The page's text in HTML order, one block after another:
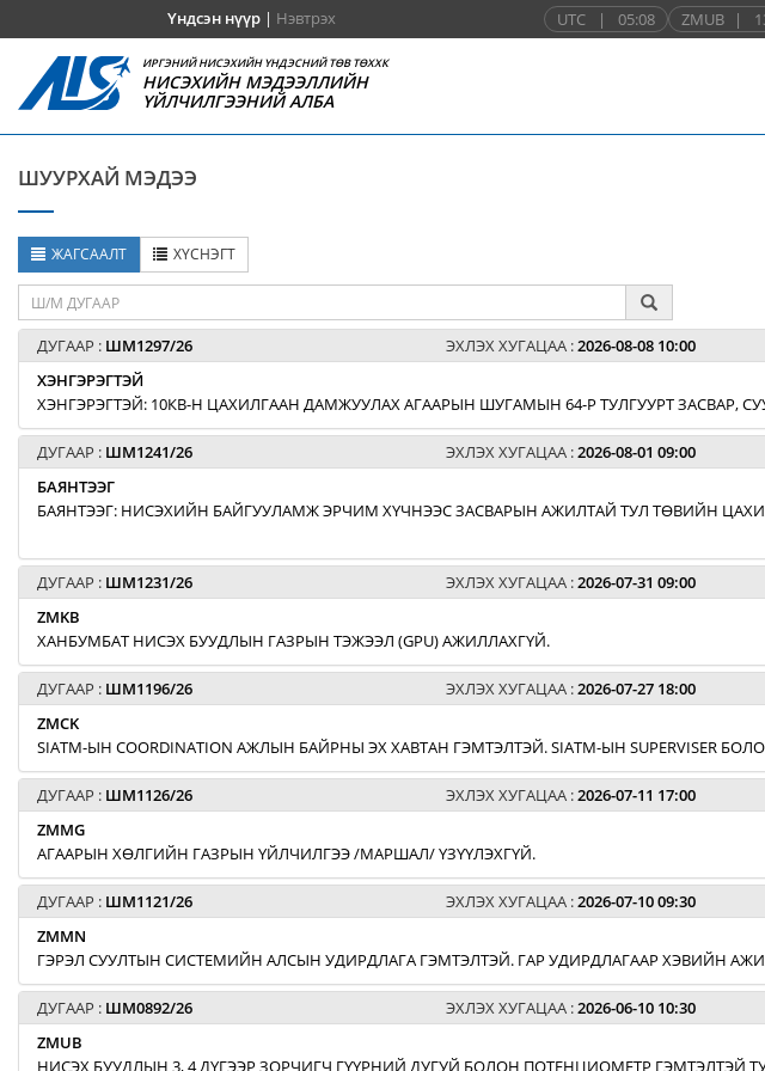
Үндсэн нүүр| Нэвтрэх UTC | 05:08 ZMUB |
ИРГЭНИЙ НИСЭХИЙН ҮНДЭСНИЙ ТӨВ ТӨХХК
НИСЭХИЙН МЭДЭЭЛЛИЙН
ҮЙЛЧИЛГЭЭНИЙ АЛБА
ШУУРХАЙ МЭДЭЭ
ЖАГСААЛТ ХҮСНЭГТ
ДУГААР : ШМ1297/26 ЭХЛЭХ ХУГАЦАА :2026-08-08 10:00
ХЭНГЭРЭГТЭЙ
ХЭНГЭРЭГТЭЙ: 10КВ-Н ЦАХИЛГААН ДАМЖУУЛАХ АГААРЫН ШУГАМЫН 64-Р ТУЛГУУРТ ЗАСВАР,
ДУГААР : ШМ1241/26 ЭХЛЭХ ХУГАЦАА :2026-08-01 09:00
БАЯНТЭЭГ
БАЯНТЭЭГ: НИСЭХИЙН БАЙГУУЛАМЖ ЭРЧИМ ХҮЧНЭЭС ЗАСВАРЫН АЖИЛТАЙ ТУЛ ТӨВИЙН
ДУГААР : ШМ1231/26 ЭХЛЭХ ХУГАЦАА :2026-07-31 09:00
ZMKB
ХАНБУМБАТ НИСЭХ БУУДЛЫН ГАЗРЫН ТЭЖЭЭЛ (GPU) АЖИЛЛАХГҮЙ.
ДУГААР : ШМ1196/26 ЭХЛЭХ ХУГАЦАА :2026-07-27 18:00
ZMCK
SIATM-ЫН COORDINATION АЖЛЫН БАЙРНЫ ЭХ ХАВТАН ГЭМТЭЛТЭЙ. SIATM-ЫН SUPERVISER
ДУГААР : ШМ1126/26 ЭХЛЭХ ХУГАЦАА :2026-07-11 17:00
ZMMG
АГААРЫН ХӨЛГИЙН ГАЗРЫН ҮЙЛЧИЛГЭЭ /МАРШАЛ/ ҮЗҮҮЛЭХГҮЙ.
ДУГААР : ШМ1121/26 ЭХЛЭХ ХУГАЦАА :2026-07-10 09:30
ZMMN
ГЭРЭЛ СУУЛТЫН СИСТЕМИЙН АЛСЫН УДИРДЛАГА ГЭМТЭЛТЭЙ. ГАР УДИРДЛАГААР ХЭВИЙН
ДУГААР : ШМ0892/26 ЭХЛЭХ ХУГАЦАА :2026-06-10 10:30
ZMUB
НИСЭХ БУУДЛЫН 3, 4 ДҮГЭЭР ЗОРЧИГЧ ГҮҮРНИЙ ДУГУЙ БОЛОН ПОТЕНЦИОМЕТР ГЭМТЭЛТЭЙ